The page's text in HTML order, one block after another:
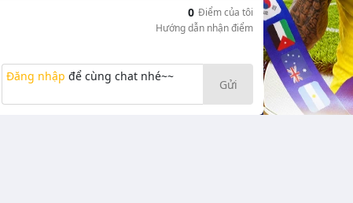
0 Điểm của tôi
Hướng dẫn nhận điểm
Đăng nhập để cùng chat nhé~~
Gửi